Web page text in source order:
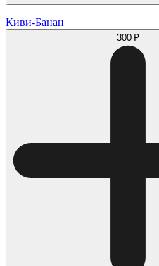
Киви-Банан
300 ₽